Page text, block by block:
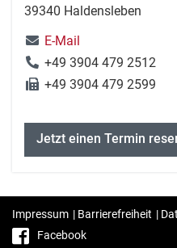
39340 Haldensleben
E-Mail
+49 3904 479 2512
+49 3904 479 2599
Jetzt einen Termin
Impressum | Barrierefreiheit |
Facebook